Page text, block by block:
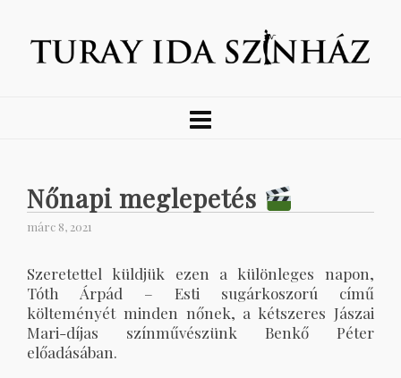
Nőnapi meglepetés
márc 8, 2021
Szeretettel küldjük ezen a különleges napon,
Tóth Árpád – Esti sugárkoszorú című
költeményét minden nőnek, a kétszeres Jászai
Mari-díjas színművészünk Benkő Péter
előadásában.